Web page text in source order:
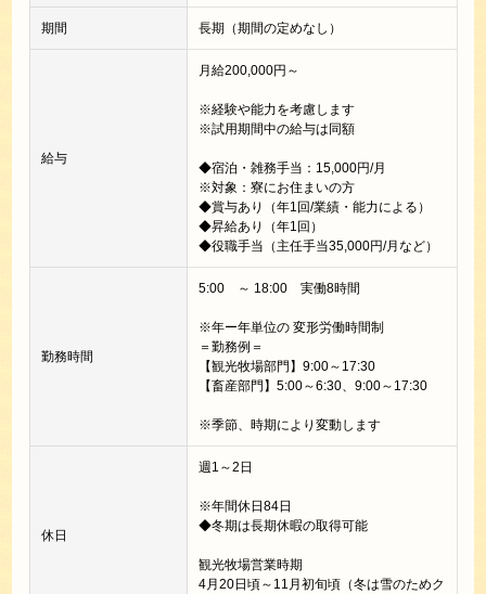
期間 長期（期間の定めなし）
給与
月給200,000円～
※経験や能力を考慮します
※試用期間中の給与は同額
◆宿泊・雑務手当：15,000円/月
※対象：寮にお住まいの方
◆賞与あり（年1回/業績・能力による）
◆昇給あり（年1回）
◆役職手当（主任手当35,000円/月など）
勤務時間
5:00 ～ 18:00 実働8時間
※年ー年単位の 変形労働時間制
＝勤務例＝
【観光牧場部門】9:00～17:30
【畜産部門】5:00～6:30、9:00～17:30
※季節、時期により変動します
休日
週1～2日
※年間休日84日
◆冬期は長期休暇の取得可能
観光牧場営業時期
4月20日頃～11月初旬頃（冬は雪のためク